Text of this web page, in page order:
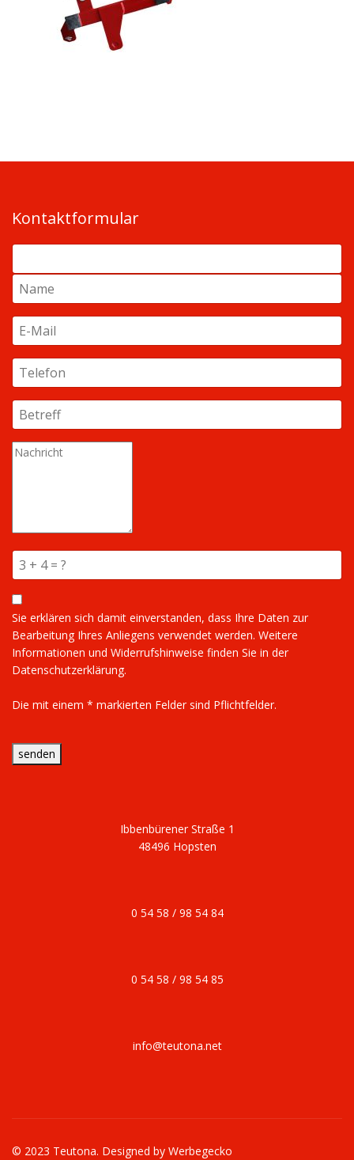
Kontaktformular
Sie erklären sich damit einverstanden, dass Ihre Daten zur
Bearbeitung Ihres Anliegens verwendet werden. Weitere
Informationen und Widerrufshinweise finden Sie in der
Datenschutzerklärung.
Die mit einem * markierten Felder sind Pflichtfelder.
senden
Ibbenbürener Straße 1
48496 Hopsten
0 54 58 / 98 54 84
0 54 58 / 98 54 85
info@teutona.net
© 2023 Teutona. Designed by Werbegecko